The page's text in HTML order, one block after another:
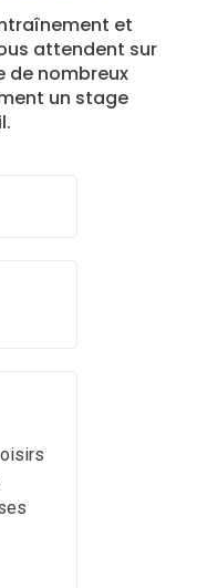
et
attendent sur
de nombreux
un stage